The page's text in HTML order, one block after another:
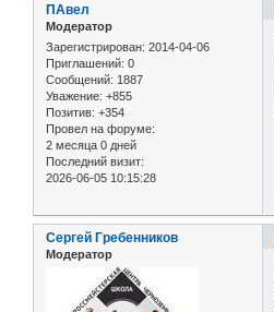
ПАвел
Модератор
Зарегистрирован: 2014-04-06
Приглашений: 0
Сообщений: 1887
Уважение: +855
Позитив: +354
Провел на форуме:
2 месяца 0 дней
Последний визит:
2026-06-05 10:15:28
Сергей Гребенников
Модератор